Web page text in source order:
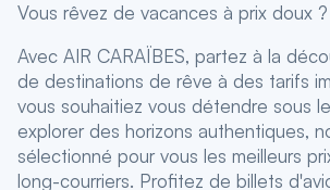
Vous rêvez de vacances à prix doux ?
Avec AIR CARAÏBES, partez à la
de destinations de rêve à des tarifs
vous souhaitiez vous détendre sous
explorer des horizons authentiques,
sélectionné pour vous les meilleurs
long-courriers. Profitez de billets